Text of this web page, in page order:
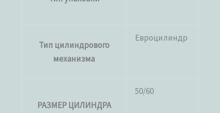
Тип цилиндрового
механизма
Евроцилиндр
РАЗМЕР ЦИЛИНДРА
50/60